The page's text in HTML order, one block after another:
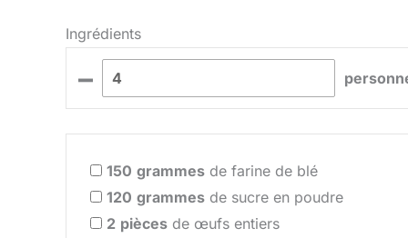
Ingrédients
–
150 grammes de farine de blé
120 grammes de sucre en poudre
2 pièces de œufs entiers